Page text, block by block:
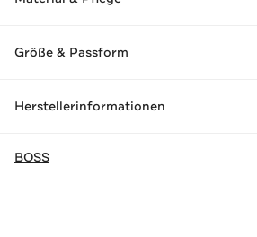
Größe & Passform
Herstellerinformationen
BOSS